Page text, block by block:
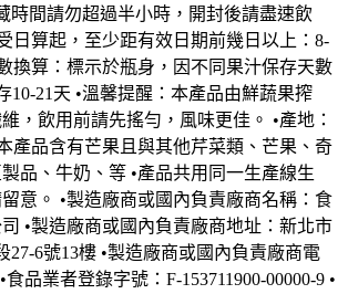
時間請勿超過半小時，開封後請盡速飲
日算起，至少距有效日期前幾日以上：8-
換算：標示於瓶身，因不同果汁保存天數
10-21天 •溫馨提醒：本產品由鮮蔬果搾
，飲用前請先搖勻，風味更佳。 •產地：
產品含有芒果且與其他芹菜類、芒果、奇
品、牛奶、等 •產品共用同一生產線生
意。 •製造廠商或國內負責廠商名稱：食
•製造廠商或國內負責廠商地址：新北市
27-6號13樓 •製造廠商或國內負責廠商電
食品業者登錄字號：F-153711900-00000-9 •